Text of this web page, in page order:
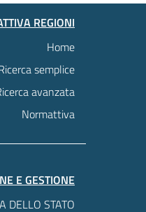
REGIONI
Home
semplice
avanzata
Normattiva
E GESTIONE
DELLO STATO